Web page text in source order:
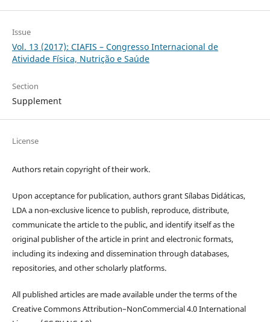
Issue
Vol. 13 (2017): CIAFIS – Congresso Internacional de
Atividade Física, Nutrição e Saúde
Section
Supplement
License
Authors retain copyright of their work.
Upon acceptance for publication, authors grant Sílabas Didáticas,
LDA a non-exclusive licence to publish, reproduce, distribute,
communicate the article to the public, and identify itself as the
original publisher of the article in print and electronic formats,
including its indexing and dissemination through databases,
repositories, and other scholarly platforms.
All published articles are made available under the terms of the
Creative Commons Attribution–NonCommercial 4.0 International